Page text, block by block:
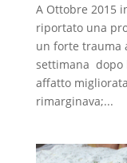
A Ottobre 2015
riportato una
un forte trauma
settimana dopo
affatto
rimarginava;...